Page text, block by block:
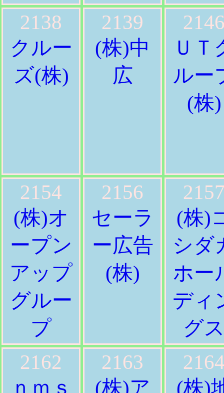
2138
クルー
ズ(株)
2139
(株)中
広
ＵＴ
ルー
(株)
2154
(株)オ
ープン
アップ
グルー
プ
2156
セーラ
ー広告
(株)
(株)
シダ
ホー
ディ
グ
2162
ｎｍｓ
2163
(株)ア
(株)